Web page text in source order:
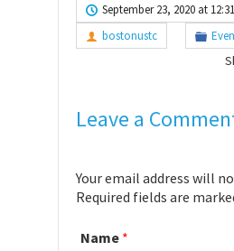
September 23, 2020 at
bostonustc
Leave a
Your email address will
Required fields are
Name *